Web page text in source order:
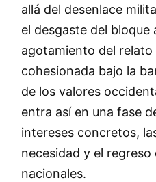
allá del desenlace
el desgaste del bloque
agotamiento del relato
cohesionada bajo la
de los valores
entra así en una fase
intereses concretos,
necesidad y el
nacionales.